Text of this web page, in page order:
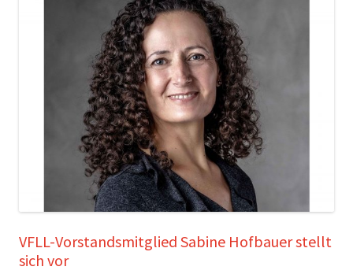
VFLL-Vorstandsmitglied Sabine Hofbauer stellt
sich vor